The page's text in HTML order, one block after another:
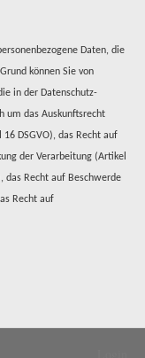
Daten, die
können Sie von
in der Datenschutz-
um das Auskunftsrecht
DSGVO), das Recht auf
der Verarbeitung (Artikel
das Recht auf Beschwerde
Recht auf